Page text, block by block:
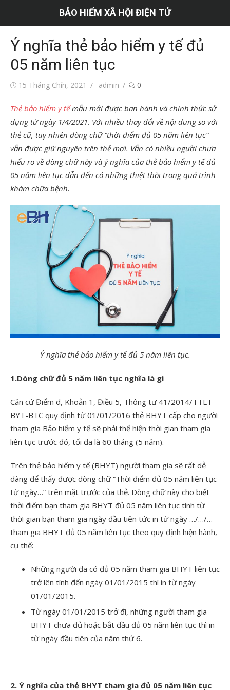
dung
BẢO HIỂM XÃ HỘI ĐIỆN TỬ
Ý nghĩa thẻ bảo hiểm y tế đủ
05 năm liên tục
Đăng15 Tháng Chín, 2021
Tác
admin 0
Thẻ bảo hiểm y tếmẫu mới được ban hành và chính thức sử
dụng từ ngày 1/4/2021. Với nhiều thay đổi về nội dung so với
thẻ cũ, tuy nhiên dòng chữ “thời điểm đủ 05 năm liên tục”
vẫn được giữ nguyên trên thẻ mơi. Vẫn có nhiều người chưa
hiểu rõ về dòng chữ này và ý nghĩa của thẻ bảo hiểm y tế đủ
05 năm liên tục dẫn đến có những thiệt thòi trong quá trình
khám chữa bệnh.
Ý nghĩa thẻ bảo hiểm y tế đủ 5 năm liên tục.
1.Dòng chữ đủ 5 năm liên tục nghĩa là gì
Căn cứ Điểm d, Khoản 1, Điều 5, Thông tư 41/2014/TTLT-
BYT-BTC quy định từ 01/01/2016 thẻ BHYT cấp cho người
tham gia Bảo hiểm y tế sẽ phải thể hiện thời gian tham gia
liên tục trước đó, tối đa là 60 tháng (5 năm).
Trên thẻ bảo hiểm y tế (BHYT) người tham gia sẽ rất dễ
dàng để thấy được dòng chữ “Thời điểm đủ 05 năm liên tục
từ ngày…” trên mặt trước của thẻ. Dòng chữ này cho biết
thời điểm bạn tham gia BHYT đủ 05 năm liên tục tính từ
thời gian bạn tham gia ngày đầu tiên tức in từ ngày …/…/…
tham gia BHYT đủ 05 năm liên tục theo quy định hiện hành,
cụ thể:
Những người đã có đủ 05 năm tham gia BHYT liên tục
trở lên tính đến ngày 01/01/2015 thì in từ ngày
01/01/2015.
Từ ngày 01/01/2015 trở đi, những người tham gia
BHYT chưa đủ hoặc bắt đầu đủ 05 năm liên tục thì in
từ ngày đầu tiên của năm thứ 6.
2. Ý nghĩa của thẻ BHYT tham gia đủ 05 năm liên tục